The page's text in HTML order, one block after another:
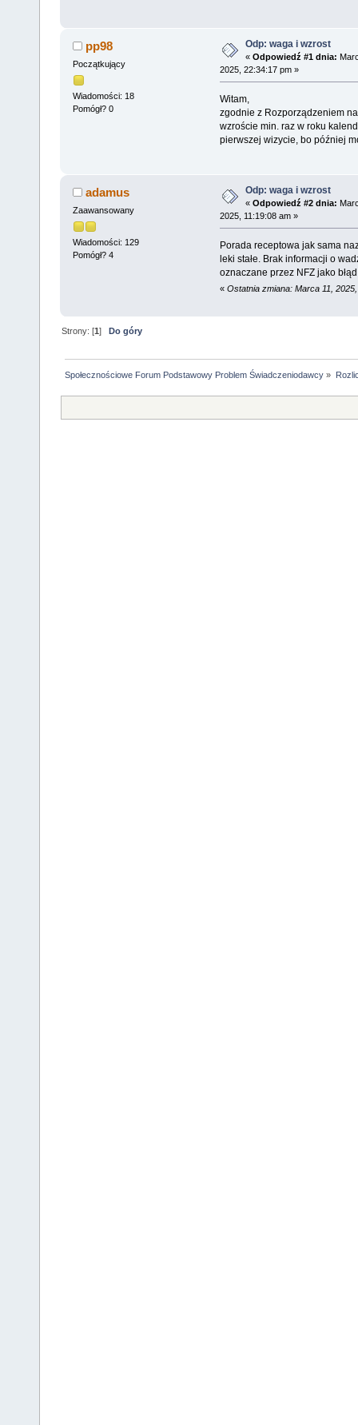
pp98
Początkujący
Wiadomości: 18
Pomógł? 0
Odp: waga i wzrost
« Odpowiedź #1 dnia:
2025, 22:34:17 pm »
Witam,
zgodnie z Rozporządzeniem
wzroście min. raz w roku
pierwszej wizycie, bo później
adamus
Zaawansowany
Wiadomości: 129
Pomógł? 4
Odp: waga i wzrost
« Odpowiedź #2 dnia:
2025, 11:19:08 am »
Porada receptowa jak sama
leki stałe. Brak informacji o
oznaczane przez NFZ jako
« Ostatnia zmiana: Marca 11,
Strony: [1]Do góry
Społecznościowe Forum Podstawowy Problem Świadczeniodawcy »